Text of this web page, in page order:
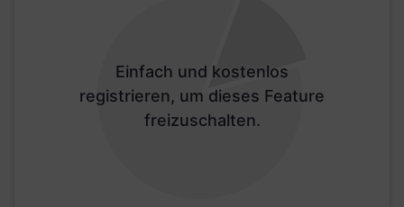
Einfach und kostenlos
registrieren, um dieses Feature
freizuschalten.